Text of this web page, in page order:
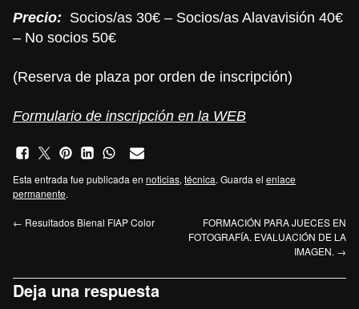
Precio: Socios/as 30€ – Socios/as Alavavisión 40€
– No socios 50€
(Reserva de plaza por orden de inscripción)
Formulario de inscripción en la WEB
Esta entrada fue publicada en noticias,técnica. Guarda el enlace
permanente.
← Resultados Bienal FIAP Color
FORMACIÓN PARA JUECES EN
FOTOGRAFÍA. EVALUACIÓN DE LA
IMAGEN. →
Deja una respuesta